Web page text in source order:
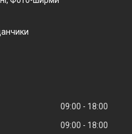
09:00
18:00
09:00
18:00